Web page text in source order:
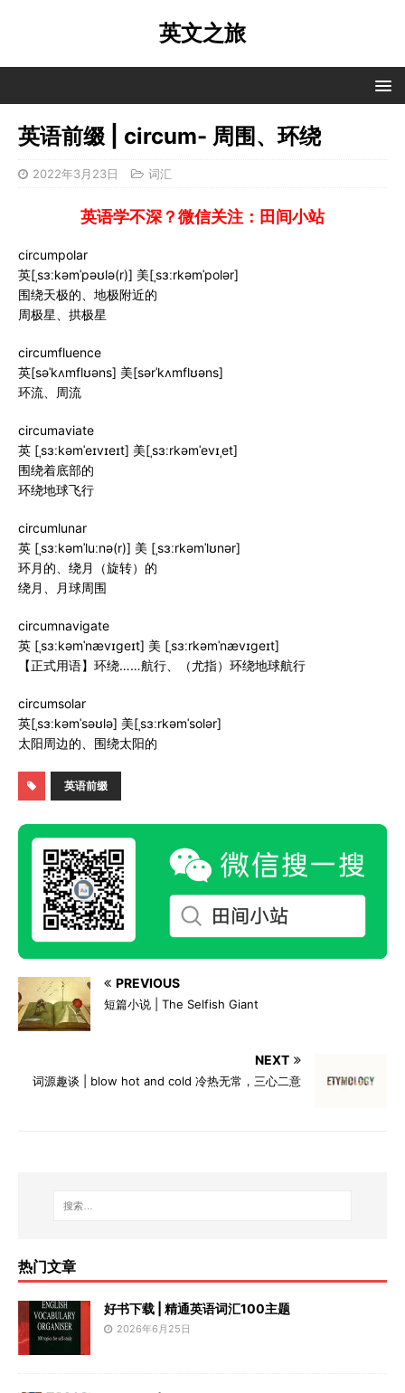
英文之旅
英语前缀 | circum- 周围、环绕
2022年3月23日 词汇
英语学不深？微信关注：田间小站
circumpolar
英[ˌsɜːkəmˈpəʊlə(r)] 美[ˌsɜːrkəmˈpolər]
围绕天极的、地极附近的
周极星、拱极星
circumfluence
英[səˈkʌmflʊəns] 美[sərˈkʌmflʊəns]
环流、周流
circumaviate
英 [ˌsɜːkəmˈeɪvɪeɪt] 美[ˌsɜːrkəmˈevɪˌet]
围绕着底部的
环绕地球飞行
circumlunar
英 [ˌsɜːkəmˈluːnə(r)] 美 [ˌsɜːrkəmˈlʊnər]
环月的、绕月（旋转）的
绕月、月球周围
circumnavigate
英 [ˌsɜːkəmˈnævɪɡeɪt] 美 [ˌsɜːrkəmˈnævɪɡeɪt]
【正式用语】环绕……航行、（尤指）环绕地球航行
circumsolar
英[ˌsɜːkəmˈsəʊlə] 美[ˌsɜːrkəmˈsolər]
太阳周边的、围绕太阳的
英语前缀
PREVIOUS
短篇小说 | The Selfish Giant
NEXT
词源趣谈 | blow hot and cold 冷热无常，三心二意
热门文章
好书下载 | 精通英语词汇100主题
2026年6月25日